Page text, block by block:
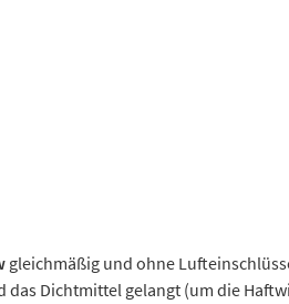
gleichmäßig und ohne
das Dichtmittel gelangt (um die